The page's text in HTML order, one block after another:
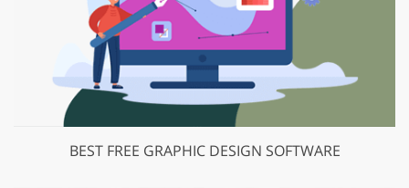
BEST FREE GRAPHIC DESIGN SOFTWARE